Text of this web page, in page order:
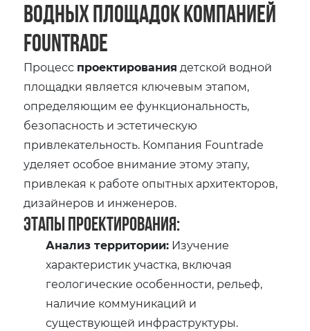
водных площадок компанией
Fountrade
Процесс проектирования детской водной
площадки является ключевым этапом,
определяющим ее функциональность,
безопасность и эстетическую
привлекательность. Компания Fountrade
уделяет особое внимание этому этапу,
привлекая к работе опытных архитекторов,
дизайнеров и инженеров.
Этапы проектирования:
Анализ территории: Изучение
характеристик участка, включая
геологические особенности, рельеф,
наличие коммуникаций и
существующей инфраструктуры.